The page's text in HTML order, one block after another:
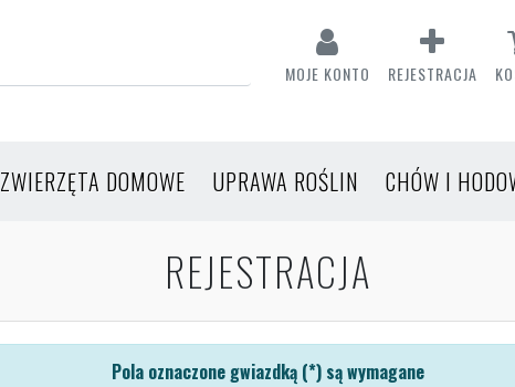
MOJE KONTO REJESTRACJA
ZWIERZĘTA DOMOWE UPRAWA ROŚLIN CHÓW I
REJESTRACJA
Pola oznaczone gwiazdką (*) są wymagane